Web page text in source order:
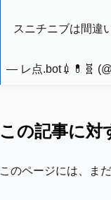
スニチニブは間違
— レ点.bot💉💊🧬
この記事に対
このページには、ま